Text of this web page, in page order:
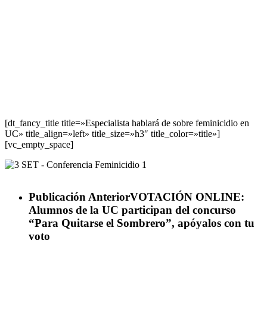
[dt_fancy_title title=»Especialista hablará de sobre feminicidio en
UC» title_align=»left» title_size=»h3″ title_color=»title»]
[vc_empty_space]
Publicación AnteriorVOTACIÓN ONLINE:
Alumnos de la UC participan del concurso
“Para Quitarse el Sombrero”, apóyalos con tu
voto